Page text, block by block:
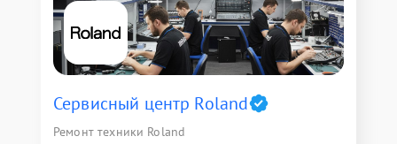
Сервисный центр Roland
Ремонт техники Roland